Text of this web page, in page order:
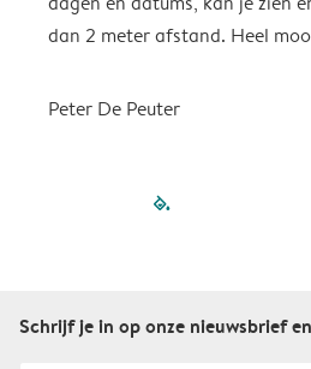
dan 2 meter afstand. Heel
Peter De Peuter
filled-
Schrijf je in op onze nieuwsbrief